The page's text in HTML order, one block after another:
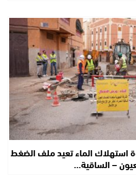
استهلاك الماء تعيد ملف الضغط
– الساقية…